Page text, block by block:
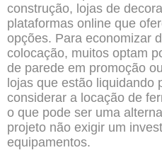
construção, lojas de
plataformas online que
opções. Para economizar
colocação, muitos optam
de parede em promoção
lojas que estão liquidando
considerar a locação de
o que pode ser uma
projeto não exigir um
equipamentos.